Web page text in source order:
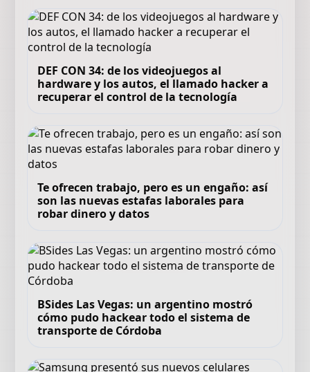
DEF CON 34: de los videojuegos al
hardware y los autos, el llamado hacker a
recuperar el control de la tecnología
Te ofrecen trabajo, pero es un engaño: así
son las nuevas estafas laborales para
robar dinero y datos
BSides Las Vegas: un argentino mostró
cómo pudo hackear todo el sistema de
transporte de Córdoba